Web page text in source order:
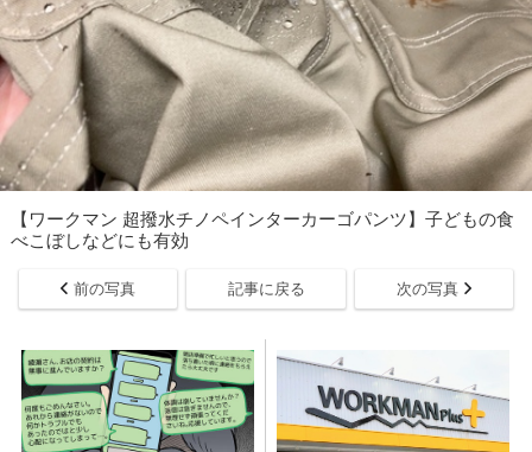
【ワークマン 超撥水チノペインターカーゴパンツ】子どもの食
べこぼしなどにも有効
前の写真 記事に戻る 次の写真